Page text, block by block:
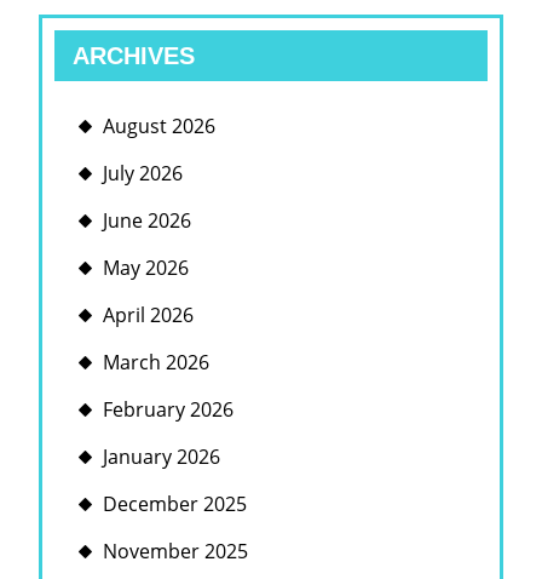
ARCHIVES
August 2026
July 2026
June 2026
May 2026
April 2026
March 2026
February 2026
January 2026
December 2025
November 2025